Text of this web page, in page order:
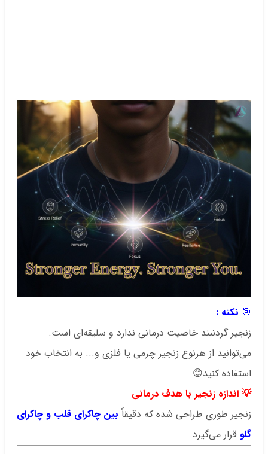
🎯 نکته :
زنجیر گردنبند خاصیت درمانی ندارد و سلیقه‌ای است.
می‌توانید از هرنوع زنجیر چرمی یا فلزی و... به انتخاب خود
استفاده کنید😊
💡 اندازه زنجیر با هدف درمانی
زنجیر طوری طراحی شده که دقیقاً بین چاکرای قلب و چاکرای
گلو قرار می‌گیرد.